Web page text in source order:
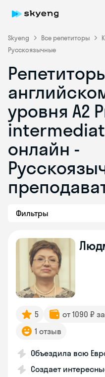
Skyeng Все репетиторы
Русскоязычные
уровня A2
онлайн -
Фильтры
5 от 1090 ₽
1 отзыв
Объездила всю
Создает
Skyeng Chat